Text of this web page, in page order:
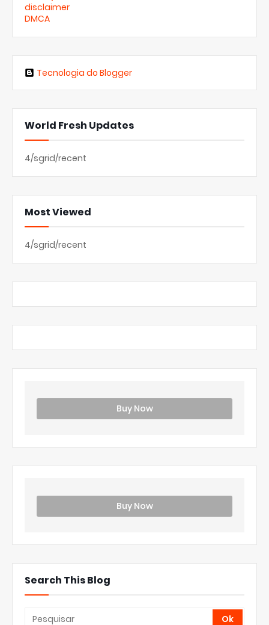
disclaimer
DMCA
Tecnologia do Blogger
World Fresh Updates
4/sgrid/recent
Most Viewed
4/sgrid/recent
Buy Now
Buy Now
Search This Blog